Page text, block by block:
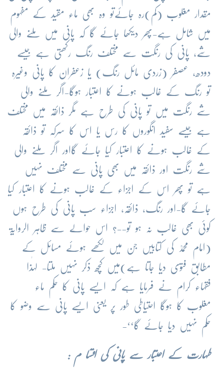
مقدار مغلوب (کم)رہ جائےتو وہ بھی ماء مقید کے مفہوم
میں شامل ہے-پھر دیکھا جائے گا کہ پانی میں ملنے والی
شے، پانی کی رنگت سے مختلف رنگ رکھتی ہے جیسے
دودھ، عصفر (زردی مائل رنگ) یا زعفران کا پانی وغیرہ
تو رنگ کے غالب ہونے کا اعتبار ہوگا-اگر ملنے والی
شے رنگت میں تو پانی کی طرح ہے مگر ذائقہ میں مختلف
ہے جیسے سفید انگوروں کا رس یا اس کا سرکہ تو ذائقہ
کے غالب ہونے کا اعتبار کیا جائے گااور اگر ملنے والی
شے رنگت اور ذائقہ میں بھی پانی سے مختلف نہیں
ہے تو پھر اس کے اجزاء کے غالب ہونے کا اعتبار کیا
جائے گا-اور رنگ، ذائقہ، اجزاء سب پانی کی طرح ہوں
کوئی بھی غالب نہ ہو تو--؟ اس حوالے سے ظاہر الروایۃ
(امام محمدؒ کی کتابیں جن میں لکھے ہوئے مسائل کے
مطابق فتوی دیا جاتا ہے)میں کچھ ذکر نہیں ملتا- لہٰذا
فقہاء کرام نے فرمایا ہے کہ ایسے پانی کا حکم ماء
مغلوب کا ہوگا احتیاطی طور پر یعنی ایسے پانی سے وضو کا
حکم نہیں دیا جائے گا‘‘-
طہارت کے اعتبار سے پانی کی اقسا م :